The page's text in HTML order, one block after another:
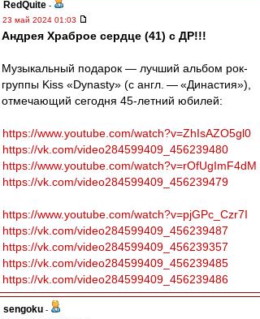
RedQuite -
23 май 2024 01:03
Андрея Храброе сердце (41) с ДР!!!
Музыкальный подарок — лучший альбом рок-
группы Kiss «Dynasty» (с англ. — «Династия»),
отмечающий сегодня 45-летний юбилей:
https://www.youtube.com/watch?v=ZhIsAZO5gl0
https://vk.com/video284599409_456239480
https://www.youtube.com/watch?v=rOfUgImF4dM
https://vk.com/video284599409_456239479
https://www.youtube.com/watch?v=pjGPc_Czr7I
https://vk.com/video284599409_456239487
https://vk.com/video284599409_456239357
https://vk.com/video284599409_456239485
https://vk.com/video284599409_456239486
sengoku -